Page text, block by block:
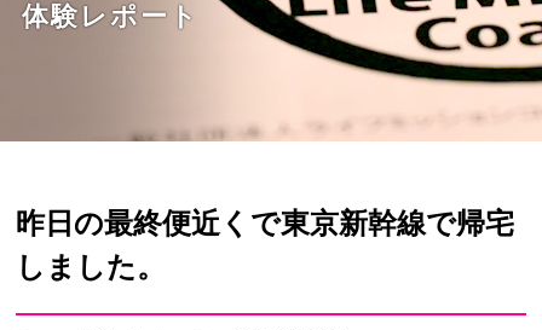
体験レポート
昨日の最終便近くで東京新幹線で帰宅
しました。